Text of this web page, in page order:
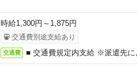
時給1,300円～1,875円
交通費別途支給あり
交通費 ■ 交通費規定内支給 ※派遣先に